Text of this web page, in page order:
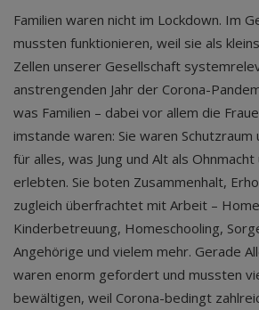
Familien waren nicht im Lockdown. Im
mussten funktionieren, weil sie als
Zellen unserer Gesellschaft
anstrengenden Jahr der Corona-
was Familien – dabei vor allem die
imstande waren: Sie waren Schutzraum
für alles, was Jung und Alt als
erlebten. Sie boten Zusammenhalt,
zugleich überfrachtet mit Arbeit –
Kinderbetreuung, Homeschooling,
Angehörige und vielem mehr. Gerade
waren enorm gefordert und mussten
bewältigen, weil Corona-bedingt